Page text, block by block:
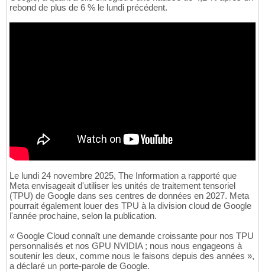
rebond de plus de 6 % le lundi précédent.
Le lundi 24 novembre 2025, The Information a rapporté que
Meta envisageait d'utiliser les unités de traitement tensoriel
(TPU) de Google dans ses centres de données en 2027. Meta
pourrait également louer des TPU à la division cloud de Google
l'année prochaine, selon la publication.
« Google Cloud connaît une demande croissante pour nos TPU
personnalisés et nos GPU NVIDIA ; nous nous engageons à
soutenir les deux, comme nous le faisons depuis des années »,
a déclaré un porte-parole de Google.